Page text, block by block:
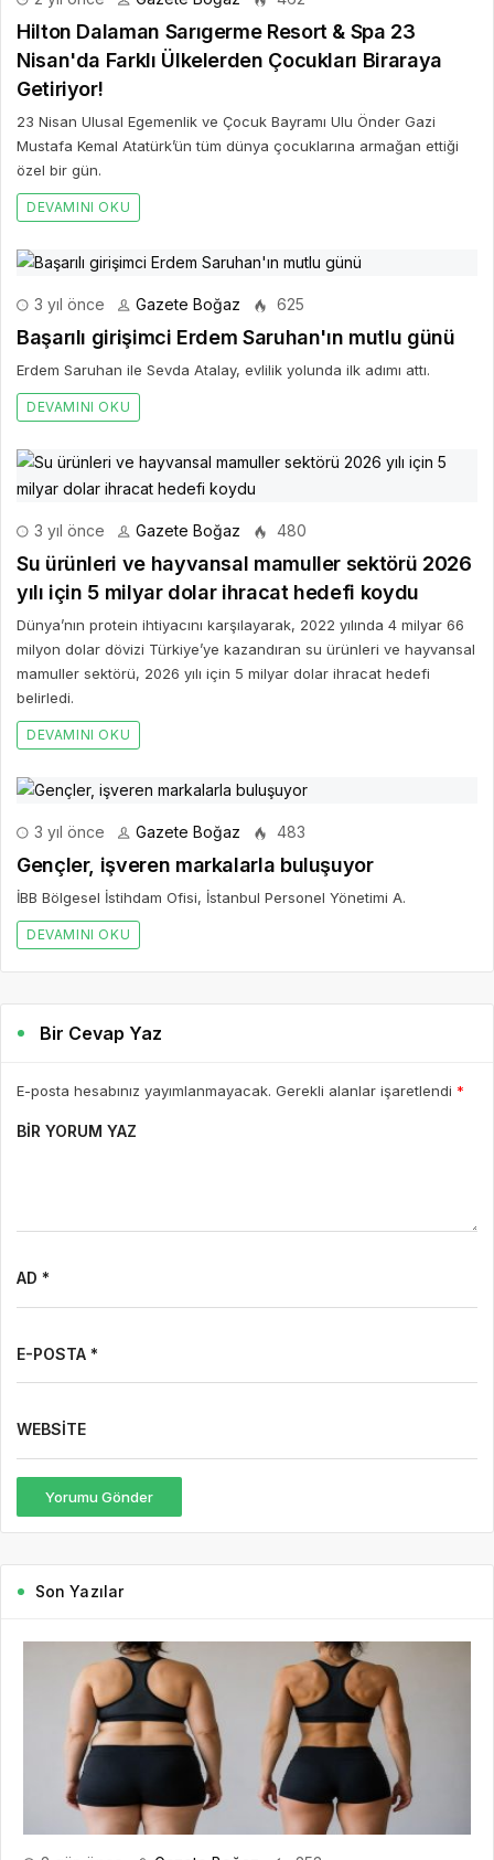
Hilton Dalaman Sarıgerme Resort & Spa 23
Nisan'da Farklı Ülkelerden Çocukları Biraraya
Getiriyor!
23 Nisan Ulusal Egemenlik ve Çocuk Bayramı Ulu Önder Gazi
Mustafa Kemal Atatürk’ün tüm dünya çocuklarına armağan ettiği
özel bir gün.
DEVAMINI OKU
3 yıl önce Gazete Boğaz 625
Başarılı girişimci Erdem Saruhan'ın mutlu günü
Erdem Saruhan ile Sevda Atalay, evlilik yolunda ilk adımı attı.
DEVAMINI OKU
3 yıl önce Gazete Boğaz 480
Su ürünleri ve hayvansal mamuller sektörü 2026
yılı için 5 milyar dolar ihracat hedefi koydu
Dünya’nın protein ihtiyacını karşılayarak, 2022 yılında 4 milyar 66
milyon dolar dövizi Türkiye’ye kazandıran su ürünleri ve hayvansal
mamuller sektörü, 2026 yılı için 5 milyar dolar ihracat hedefi
belirledi.
DEVAMINI OKU
3 yıl önce Gazete Boğaz 483
Gençler, işveren markalarla buluşuyor
İBB Bölgesel İstihdam Ofisi, İstanbul Personel Yönetimi A.
DEVAMINI OKU
Bir Cevap Yaz
E-posta hesabınız yayımlanmayacak. Gerekli alanlar işaretlendi *
BIR YORUM YAZ
AD *
E-POSTA *
WEBSITE
Yorumu Gönder
Son Yazılar